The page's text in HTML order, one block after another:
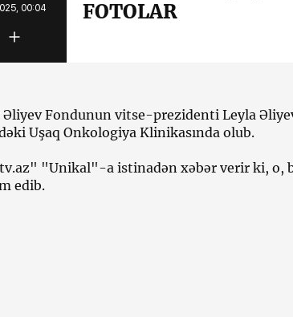
00:04
FOTOLAR
Əliyev Fondunun vitse-prezidenti Leyla
Uşaq Onkologiya Klinikasında olub.
"Unikal"-a istinadən xəbər verir ki, o,
edib.